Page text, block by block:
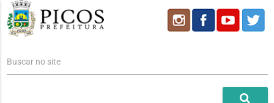
Buscar no site